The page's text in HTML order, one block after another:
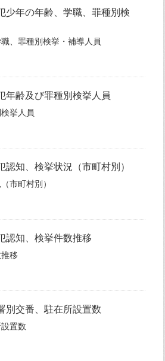
少年の年齢、学職、罪種別検
、罪種別検挙・補導人員
年齢及び罪種別検挙人員
挙人員
知、検挙状況（市町村別）
市町村別）
認知、検挙件数推移
移
別交番、駐在所設置数
置数